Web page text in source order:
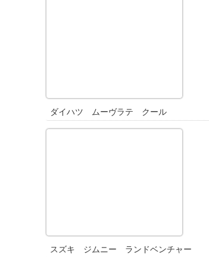
ダイハツ ムーヴラテ クール
スズキ ジムニー ランドベンチャー